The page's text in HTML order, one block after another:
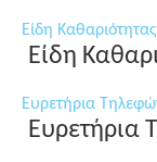
Είδη Καθαριότητας
Είδη
Ευρετήρια
Ευρετήρια